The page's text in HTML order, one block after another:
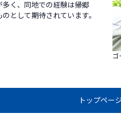
ゴ
く、同地での経験は帰郷
として期待されています。
トップペー